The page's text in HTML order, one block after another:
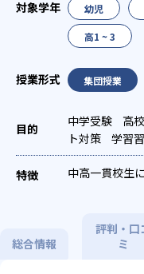
幼児
高1 ~ 3
集団授業
中学受験 高
ト対策
学習
中高一貫校生
総合情報
評判・口
ミ